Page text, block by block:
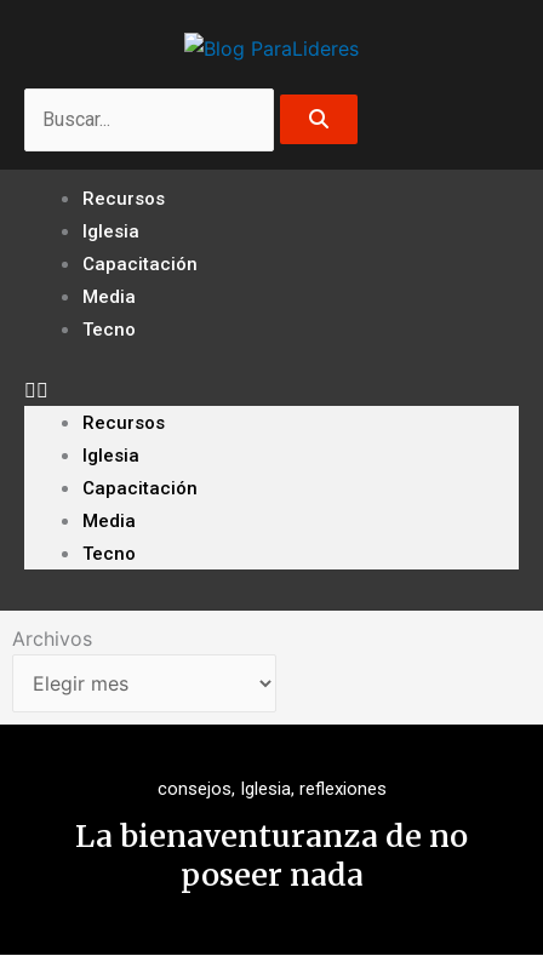
Recursos
Iglesia
Capacitación
Media
Tecno
Recursos
Iglesia
Capacitación
Media
Tecno
Archivos
Archivos
consejos, Iglesia, reflexiones
La bienaventuranza de no
poseer nada